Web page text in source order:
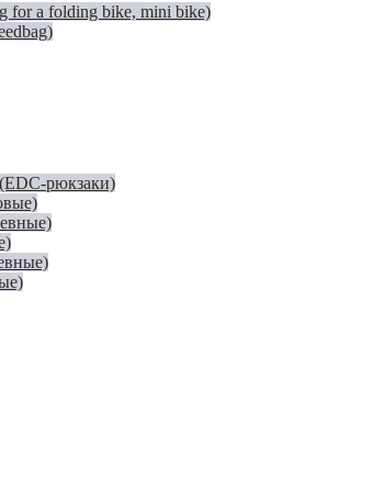
for a folding bike, mini bike)
рюкзаки)